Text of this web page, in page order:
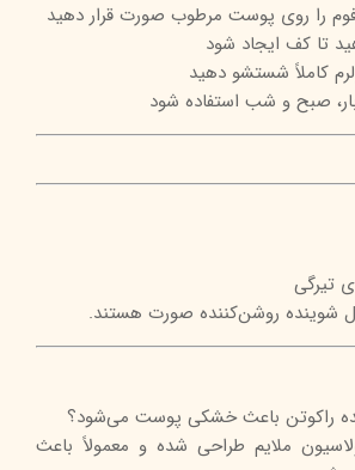
فوم را روی پوست مرطوب صورت قرار دهید
تا کف ایجاد شود
کاملاً شستشو دهید
صبح و شب استفاده شود
تیرگی
شوینده روشن‌کننده صورت هستند.
راکوتن باعث خشکی پوست می‌شود؟
ملایم طراحی شده و معمولاً باعث